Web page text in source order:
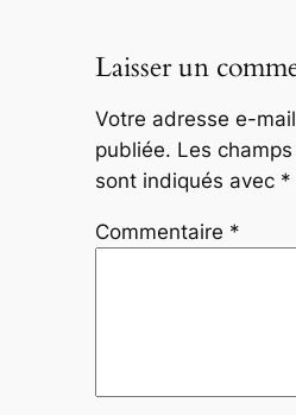
Laisser un
Votre adresse e-
publiée. Les
sont indiqués avec *
Commentaire *